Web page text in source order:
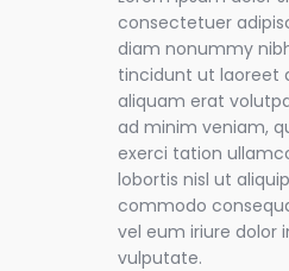
consectetuer
diam nonummy
tincidunt ut laoreet
aliquam erat
ad minim veniam,
exerci tation
lobortis nisl ut
commodo
vel eum iriure dolor
vulputate.